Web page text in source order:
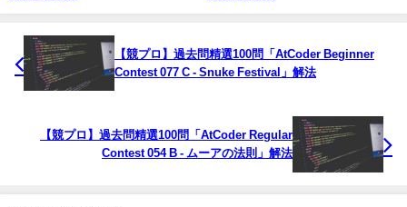
【競プロ】過去問精選100問「AtCoder Beginner
Contest 077 C - Snuke Festival」解法
【競プロ】過去問精選100問「AtCoder Regular
Contest 054 B - ムーアの法則」解法